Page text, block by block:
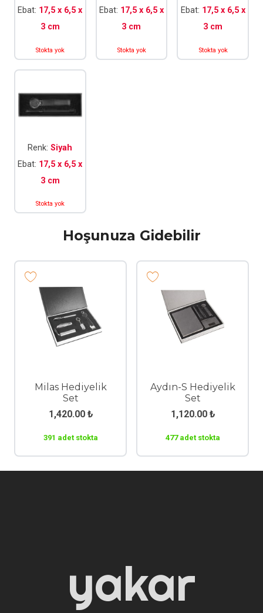
Ebat: 17,5 x 6,5 x
3 cm
Stokta yok
Ebat: 17,5 x 6,5 x
3 cm
Stokta yok
Ebat: 17,5 x 6,5 x
3 cm
Stokta yok
Renk:Siyah
Ebat: 17,5 x 6,5 x
3 cm
Stokta yok
Hoşunuza Gidebilir
Milas Hediyelik
Set
1,420.00 ₺
391 adet stokta
Aydın-S Hediyelik
Set
1,120.00 ₺
477 adet stokta
yakar